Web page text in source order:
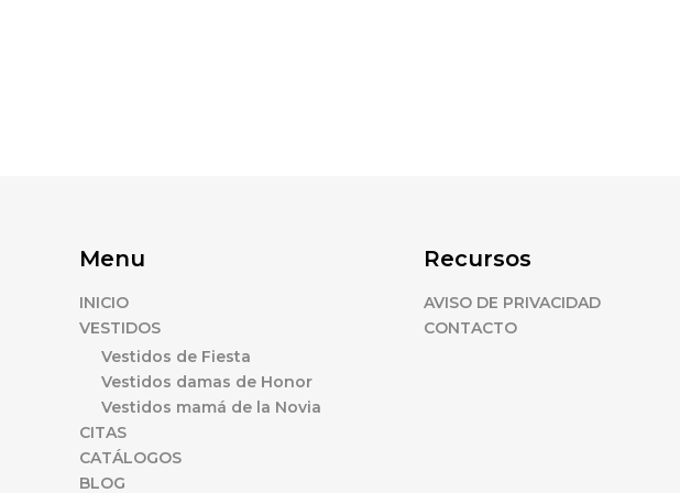
Menu
INICIO
VESTIDOS
Vestidos de Fiesta
Vestidos damas de Honor
Vestidos mamá de la Novia
CITAS
CATÁLOGOS
BLOG
Recursos
AVISO DE PRIVACIDAD
CONTACTO